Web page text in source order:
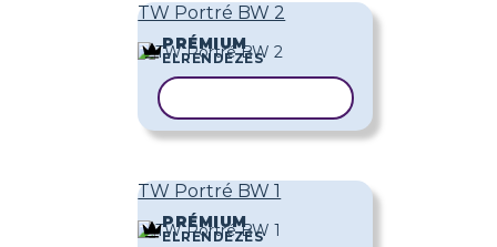
TW Portré BW 2
PRÉMIUM
ELRENDEZÉS
TW Portré BW 1
PRÉMIUM
ELRENDEZÉS